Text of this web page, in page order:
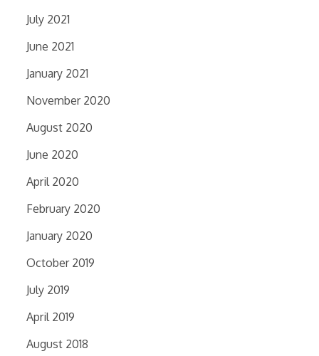
July 2021
June 2021
January 2021
November 2020
August 2020
June 2020
April 2020
February 2020
January 2020
October 2019
July 2019
April 2019
August 2018